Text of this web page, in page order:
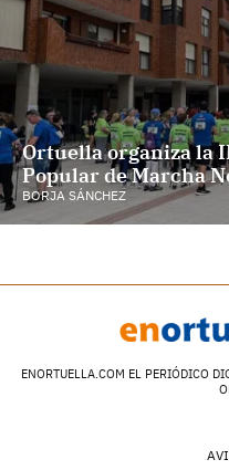
Ortuella organiza la
Popular de Marcha
BORJA SÁNCHEZ
ENORTUELLA.COM EL PERIÓDICO